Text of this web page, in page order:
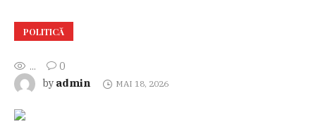
POLITICĂ
...
0
by admin MAI 18, 2026